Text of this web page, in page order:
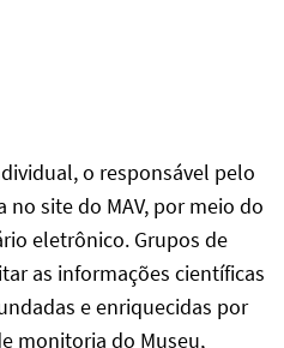
o responsável pelo
no site do MAV, por meio do
eletrônico. Grupos de
as informações científicas
e enriquecidas por
monitoria do Museu,